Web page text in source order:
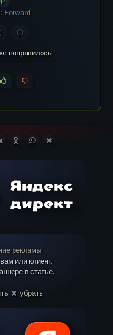
Forward
понравилось
ссылкув Telegram
Поделиться ВКонтакте
Поделиться в
Поделиться в
рекламы
или клиент.
в статье.
убрать